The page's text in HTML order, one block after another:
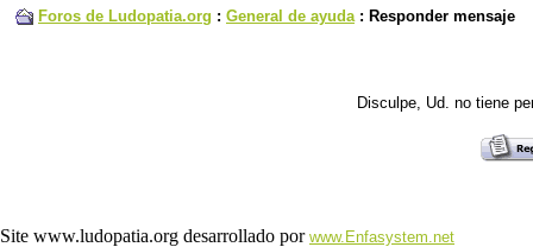
Foros de Ludopatia.org : General de ayuda: Responder mensaje
Disculpe, Ud. no tiene
Site www.ludopatia.org desarrollado por www.Enfasystem.net